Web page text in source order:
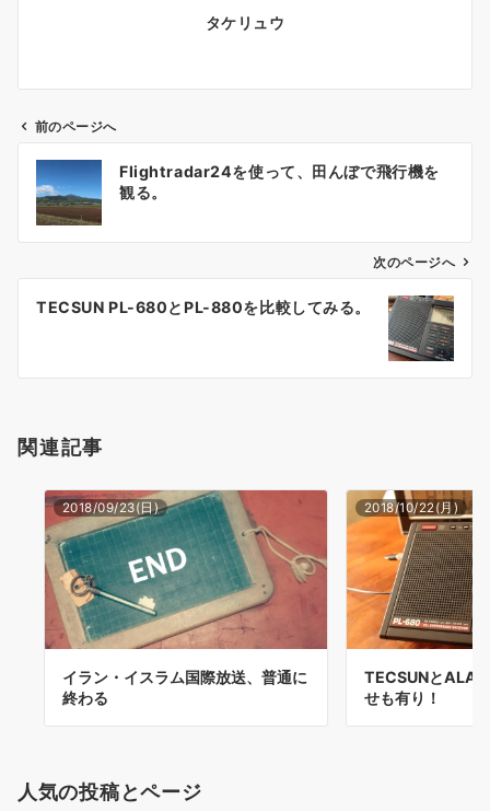
タケリュウ
ン
前のページへ
Flightradar24を使って、田んぼで飛行機を
観る。
次のページへ
TECSUN PL-680とPL-880を比較してみる。
関連記事
2018/09/23(日)
イラン・イスラム国際放送、普通に
終わる
2018/10/22(月)
TECSUNとALA-
せも有り！
人気の投稿とページ